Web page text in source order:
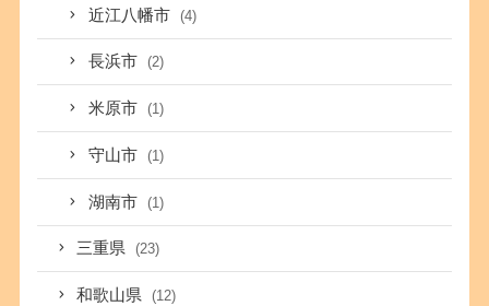
近江八幡市 (4)
長浜市 (2)
米原市 (1)
守山市 (1)
湖南市 (1)
三重県 (23)
和歌山県 (12)